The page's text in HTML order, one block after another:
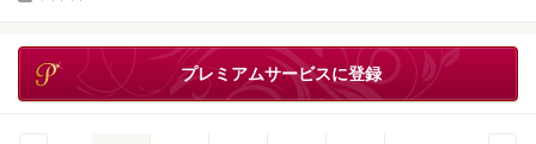
プレミアムサービスに登録